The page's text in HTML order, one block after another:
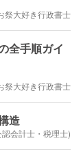
祭大好き行政書士
全手順ガイ
祭大好き行政書士
造
会計士・税理士)